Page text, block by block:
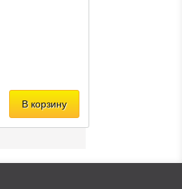
В корзину